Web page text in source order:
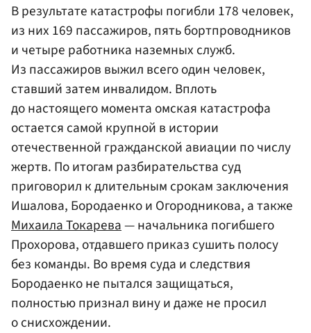
В результате катастрофы погибли 178 человек,
из них 169 пассажиров, пять бортпроводников
и четыре работника наземных служб.
Из пассажиров выжил всего один человек,
ставший затем инвалидом. Вплоть
до настоящего момента омская катастрофа
остается самой крупной в истории
отечественной гражданской авиации по числу
жертв. По итогам разбирательства суд
приговорил к длительным срокам заключения
Ишалова, Бородаенко и Огородникова, а также
Михаила Токарева— начальника погибшего
Прохорова, отдавшего приказ сушить полосу
без команды. Во время суда и следствия
Бородаенко не пытался защищаться,
полностью признал вину и даже не просил
о снисхождении.